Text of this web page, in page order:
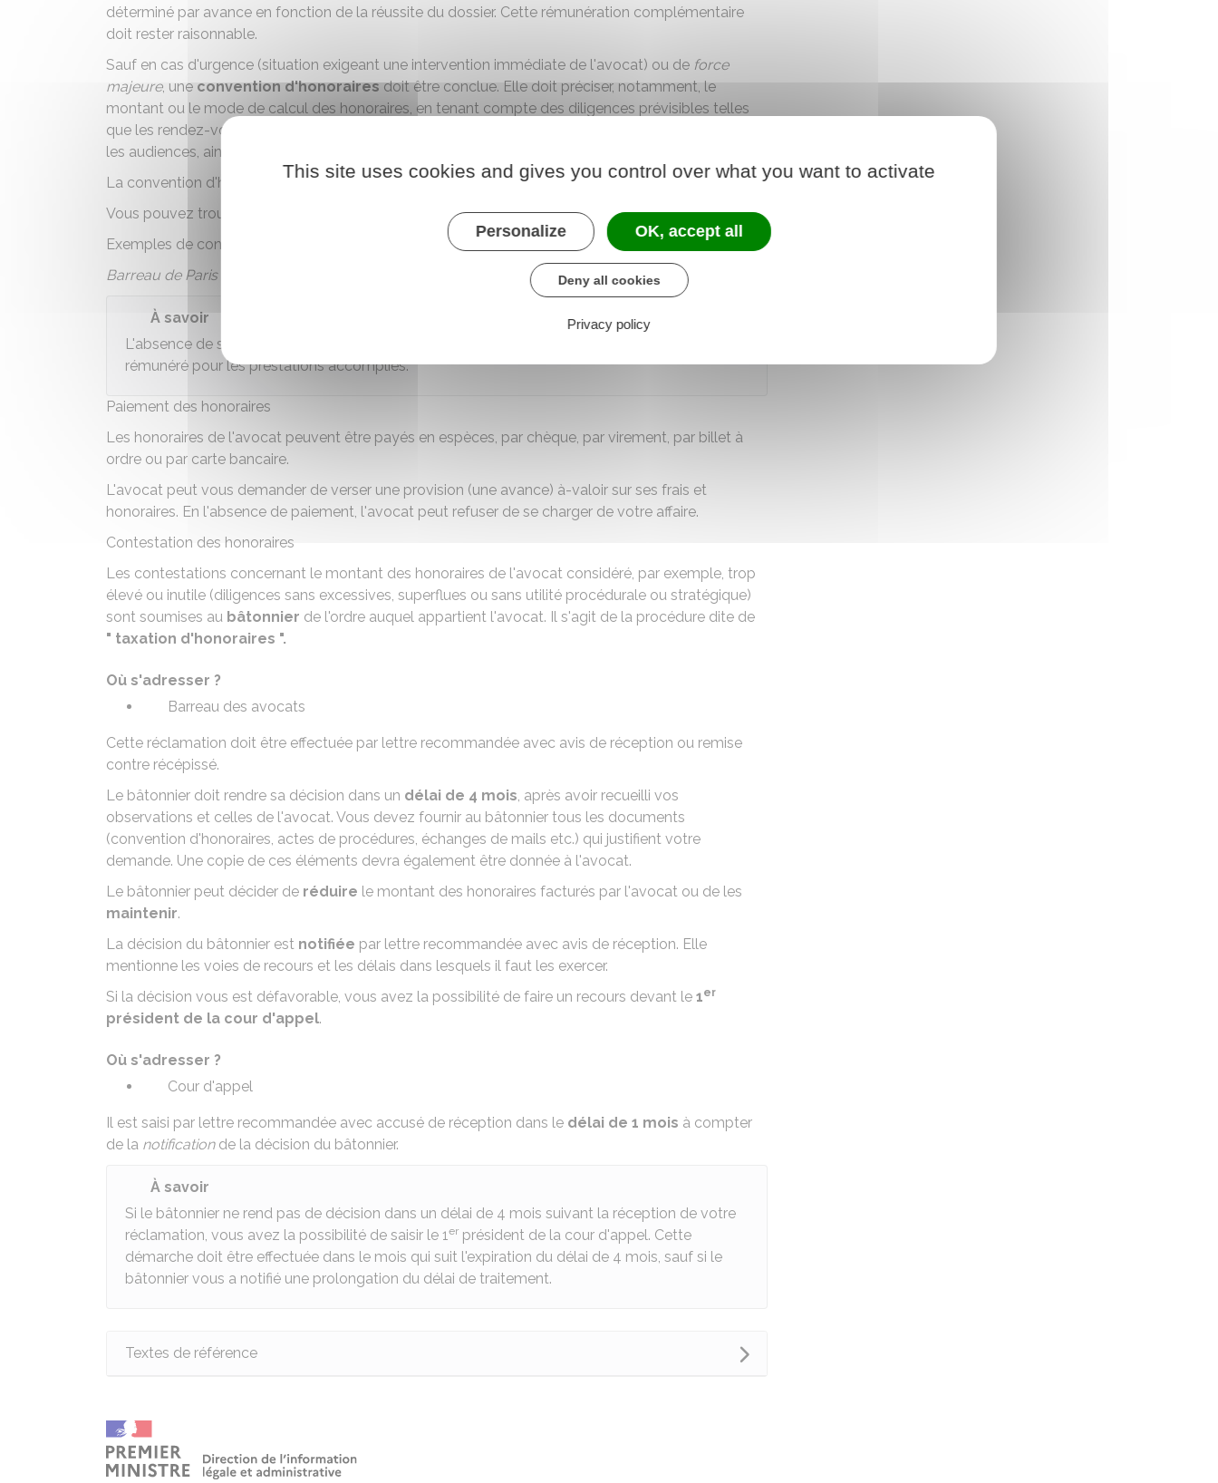
déterminé par avance en fonction de la réussite du dossier. Cette rémunération complémentaire
doit rester raisonnable.
Sauf en cas d'urgence (situation exigeant une intervention immédiate de l'avocat) ou de force
majeure, une convention d'honorairesdoit être conclue. Elle doit préciser, notamment, le
montant ou le mode de calcul des honoraires, en tenant compte des diligences prévisibles telles
que les rendez-vous, la rédaction d'actes, les recherches juridiques, les démarches procédurales et
les audiences, ainsi que les frais et
La convention d'honoraires doit être rédigée en destermes clairs et précis.
Vous pouvez trouver différents modèles de convention sur le site du barreau des avocats de Paris :
Exemples de convention d'honoraires
Barreau de Paris
À savoir
L'absence de signature d'une convention d'honoraires ne prive pas l'avocat de son droit à être
rémunéré pour les prestations accomplies.
Paiement des honoraires
Les honoraires de l'avocat peuvent être payés en espèces, par chèque, par virement, par billet à
ordre ou par carte bancaire.
L'avocat peut vous demander de verser une provision (une avance) à-valoir sur ses frais et
honoraires. En l'absence de paiement, l'avocat peut refuser de se charger de votre affaire.
Contestation des honoraires
Les contestations concernant le montant des honoraires de l'avocat considéré, par exemple, trop
élevé ou inutile (diligences sans excessives, superflues ou sans utilité procédurale ou stratégique)
sont soumises au bâtonnier de l'ordre auquel appartient l'avocat. Il s'agit de la procédure dite de
" taxation d'honoraires ".
Où s'adresser ?
Barreau des avocats
Cette réclamation doit être effectuée par lettre recommandée avec avis de réception ou remise
contre récépissé.
Le bâtonnier doit rendre sa décision dans un délai de 4 mois, après avoir recueilli vos
observations et celles de l'avocat. Vous devez fournir au bâtonnier tous les documents
(convention d'honoraires, actes de procédures, échanges de mails etc.) qui justifient votre
demande. Une copie de ces éléments devra également être donnée à l'avocat.
Le bâtonnier peut décider de réduire le montant des honoraires facturés par l'avocat ou de les
maintenir.
La décision du bâtonnier est notifiée par lettre recommandée avec avis de réception. Elle
mentionne les voies de recours et les délais dans lesquels il faut les exercer.
Si la décision vous est défavorable, vous avez la possibilité de faire un recours devant le 1er
président de la cour d'appel.
Où s'adresser ?
Cour d'appel
Il est saisi par lettre recommandée avec accusé de réception dans le délai de 1 mois à compter
de la notificationde la décision du bâtonnier.
À savoir
Si le bâtonnier ne rend pas de décision dans un délai de 4 mois suivant la réception de votre
réclamation, vous avez la possibilité de saisir le 1er président de la cour d'appel. Cette
démarche doit être effectuée dans le mois qui suit l'expiration du délai de 4 mois, sauf si le
bâtonnier vous a notifié une prolongation du délai de traitement.
Textes de référence
This site uses cookies and gives you control over what you want to activate
Personalize OK, accept all
Deny all cookies
Privacy policy